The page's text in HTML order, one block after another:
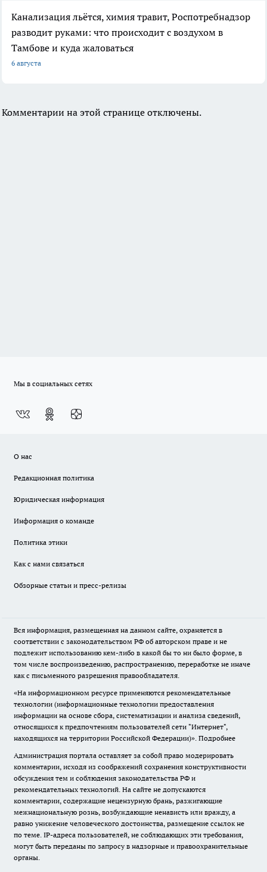
Канализация льётся, химия травит, Роспотребнадзор
разводит руками: что происходит с воздухом в
Тамбове и куда жаловаться
6 августа
Комментарии на этой странице отключены.
Мы в социальных сетях
О нас
Редакционная политика
Юридическая информация
Информация о команде
Политика этики
Как с нами связаться
Обзорные статьи и пресс-релизы
Вся информация, размещенная на данном сайте, охраняется в
соответствии с законодательством РФ об авторском праве и не
подлежит использованию кем-либо в какой бы то ни было форме, в
том числе воспроизведению, распространению, переработке не иначе
как с письменного разрешения правообладателя.
«На информационном ресурсе применяются рекомендательные
технологии (информационные технологии предоставления
информации на основе сбора, систематизации и анализа сведений,
относящихся к предпочтениям пользователей сети "Интернет",
находящихся на территории Российской Федерации)». Подробнее
Администрация портала оставляет за собой право модерировать
комментарии, исходя из соображений сохранения конструктивности
обсуждения тем и соблюдения законодательства РФ и
рекомендательных технологий. На сайте не допускаются
комментарии, содержащие нецензурную брань, разжигающие
межнациональную рознь, возбуждающие ненависть или вражду, а
равно унижение человеческого достоинства, размещение ссылок не
по теме. IP-адреса пользователей, не соблюдающих эти требования,
могут быть переданы по запросу в надзорные и правоохранительные
органы.